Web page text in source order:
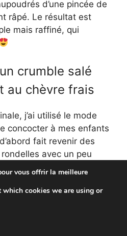
d’une pincée de
râpé. Le résultat est
mais raffiné, qui
crumble salé
au chèvre frais
j’ai utilisé le mode
concocter à mes enfants
fait revenir des
avec un peu
de muscade. Une
au fond d’un
chèvre frais par-dessus,
vous offrir la meilleure
cookies we are using or